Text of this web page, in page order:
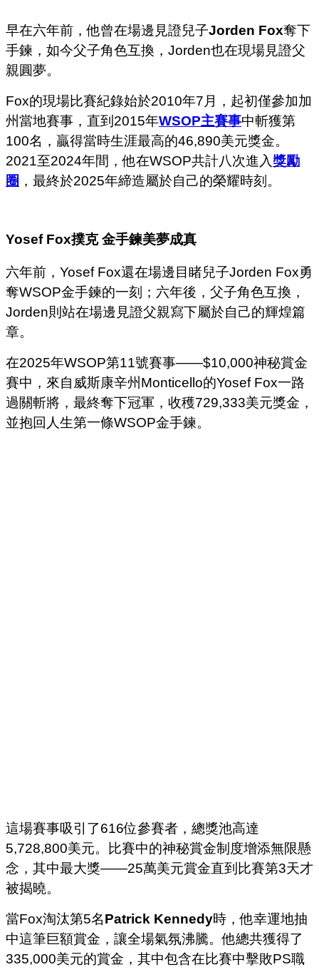
早在六年前，他曾在場邊見證兒子Jorden Fox奪下
手鍊，如今父子角色互換，Jorden也在現場見證父
親圓夢。
Fox的現場比賽紀錄始於2010年7月，起初僅參加加
州當地賽事，直到2015年WSOP主賽事中斬獲第
100名，贏得當時生涯最高的46,890美元獎金。
2021至2024年間，他在WSOP共計八次進入獎勵
圈 ，最終於2025年締造屬於自己的榮耀時刻。
Yosef Fox撲克 金手鍊美夢成真
六年前，Yosef Fox還在場邊目睹兒子Jorden Fox勇
奪WSOP金手鍊的一刻；六年後，父子角色互換，
Jorden則站在場邊見證父親寫下屬於自己的輝煌篇
章。
在2025年WSOP第11號賽事——$10,000神秘賞金
賽中，來自威斯康辛州Monticello的Yosef Fox一路
過關斬將，最終奪下冠軍，收穫729,333美元獎金，
並抱回人生第一條WSOP金手鍊。
這場賽事吸引了616位參賽者，總獎池高達
5,728,800美元。比賽中的神秘賞金制度增添無限懸
念，其中最大獎——25萬美元賞金直到比賽第3天才
被揭曉。
當Fox淘汰第5名Patrick Kennedy時，他幸運地抽
中這筆巨額賞金，讓全場氣氛沸騰。他總共獲得了
335,000美元的賞金，其中包含在比賽中擊敗PS職